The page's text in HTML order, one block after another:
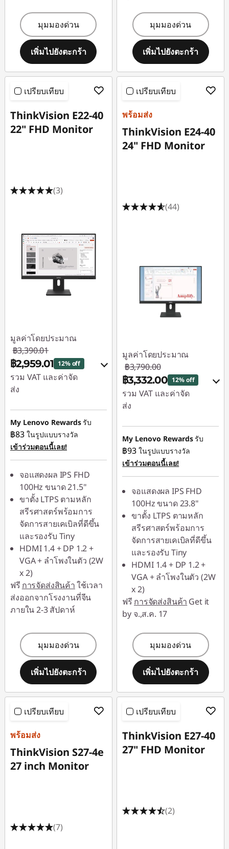
มุมมองด่วน
เพิ่มไปยังตะกร้า
มุมมองด่วน
เพิ่มไปยังตะกร้า
เปรียบเทียบ
ThinkVision E22-40
22" FHD Monitor
(3)
มูลค่าโดยประมาณ
฿3,390.01
฿2,959.01 12% off
รวม VAT และค่าจัด
ส่ง
ประหยัดทันที :-
฿339.00
หรือ
การประหยัด
-฿431.00
*Savings cannot be
combined
ใช้ eCoupon :
88SALETH
My Lenovo Rewardsรับ
฿83 ในรูปแบบรางวัล
เข้าร่วมตอนนี้เลย!
จอแสดงผล IPS FHD
100Hz ขนาด 21.5"
ขาตั้ง LTPS ตามหลัก
สรีรศาสตร์พร้อมการ
จัดการสายเคเบิลที่ดีขึ้น
และรองรับ Tiny
HDMI 1.4 + DP 1.2 +
VGA + ลำโพงในตัว (2W
x 2)
ฟรี การจัดส่งสินค้าใช้เวลา
ส่งออกจากโรงงานที่จีน
ภายใน 2-3 สัปดาห์
มุมมองด่วน
เพิ่มไปยังตะกร้า
เปรียบเทียบ
พร้อมส่ง
ThinkVision E24-40
24" FHD Monitor
(44)
มูลค่าโดยประมาณ
฿3,790.00
฿3,332.00 12% off
รวม VAT และค่าจัด
ส่ง
ประหยัดทันที :-
฿379.00
หรือ
การประหยัด
-฿458.00
*Savings cannot be
combined
ใช้ eCoupon :
88SALETH
My Lenovo Rewardsรับ
฿93 ในรูปแบบรางวัล
เข้าร่วมตอนนี้เลย!
จอแสดงผล IPS FHD
100Hz ขนาด 23.8"
ขาตั้ง LTPS ตามหลัก
สรีรศาสตร์พร้อมการ
จัดการสายเคเบิลที่ดีขึ้น
และรองรับ Tiny
HDMI 1.4 + DP 1.2 +
VGA + ลำโพงในตัว (2W
x 2)
ฟรี การจัดส่งสินค้า Get it
by จ.,ส.ค. 17
มุมมองด่วน
เพิ่มไปยังตะกร้า
เปรียบเทียบ
พร้อมส่ง
ThinkVision S27-4e
27 inch Monitor
(7)
เปรียบเทียบ
ThinkVision E27-40
27" FHD Monitor
(2)